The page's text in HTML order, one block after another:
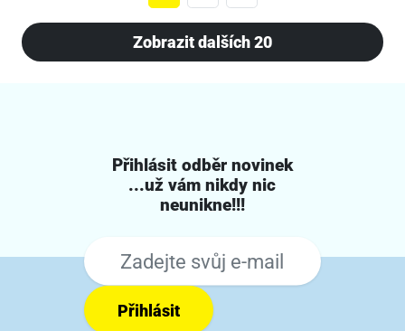
Zobrazit dalších 20
Přihlásit odběr novinek
...už vám nikdy nic
neunikne!!!
Přihlásit